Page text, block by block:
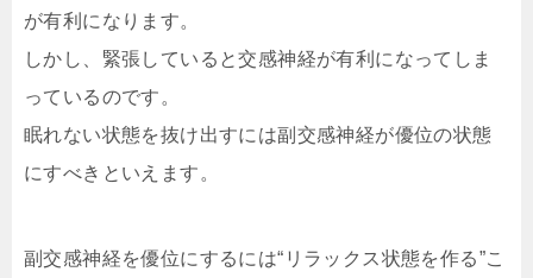
が有利になります。
しかし、緊張していると交感神経が有利になってしま
っているのです。
眠れない状態を抜け出すには副交感神経が優位の状態
にすべきといえます。
副交感神経を優位にするには“リラックス状態を作る”こ